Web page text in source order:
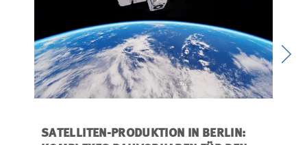
SATELLITEN-PRODUKTION IN BERLIN: